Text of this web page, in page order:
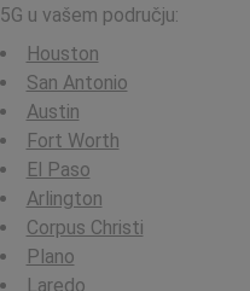
5G u vašem području:
Houston
San Antonio
Austin
Fort Worth
El Paso
Arlington
Corpus Christi
Plano
Laredo